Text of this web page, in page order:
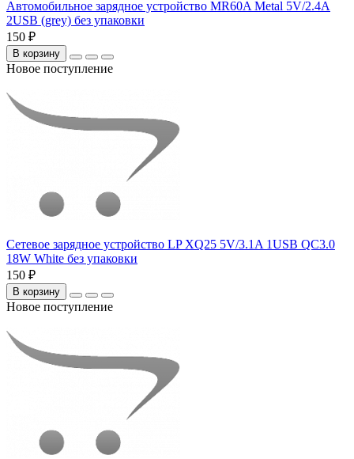
Автомобильное зарядное устройство MR60A Metal 5V/2.4A
2USB (grey) без упаковки
150 ₽
В корзину
Новое поступление
Сетевое зарядное устройство LP XQ25 5V/3.1A 1USB QC3.0
18W White без упаковки
150 ₽
В корзину
Новое поступление